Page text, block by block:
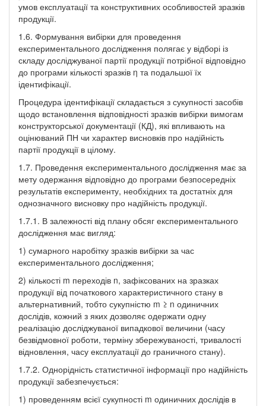
умов експлуатації та конструктивних особливостей зразків
продукції.
1.6. Формування вибірки для проведення
експериментального дослідження полягає у відборі із
складу досліджуваної партії продукції потрібної відповідно
до програми кількості зразків η та подальшої їх
ідентифікації.
Процедура ідентифікації складається з сукупності засобів
щодо встановлення відповідності зразків вибірки вимогам
конструкторської документації (КД), які впливають на
оцінюваний ПН чи характер висновків про надійність
партії продукції в цілому.
1.7. Проведення експериментального дослідження має за
мету одержання відповідно до програми безпосередніх
результатів експерименту, необхідних та достатніх для
однозначного висновку про надійність продукції.
1.7.1. В залежності від плану обсяг експериментального
дослідження має вигляд:
1) сумарного наробітку зразків вибірки за час
експериментального дослідження;
2) кількості m переходів n, зафіксованих на зразках
продукції від початкового характеристичного стану в
альтернативний, тобто сукупністю m ≥ n одиничних
дослідів, кожний з яких дозволяє одержати одну
реалізацію досліджуваної випадкової величини (часу
безвідмовної роботи, терміну збережуваності, тривалості
відновлення, часу експлуатації до граничного стану).
1.7.2. Однорідність статистичної інформації про надійність
продукції забезпечується:
1) проведенням всієї сукупності m одиничних дослідів в